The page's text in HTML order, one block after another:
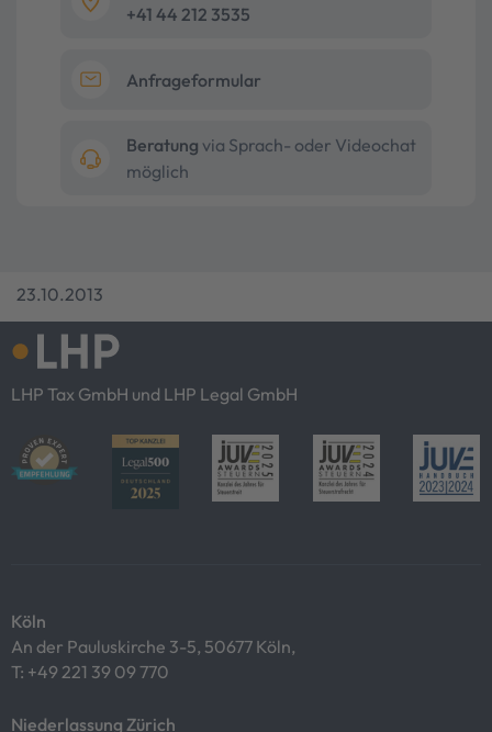
+41 44 212 3535
Anfrageformular
Beratung via Sprach- oder Videochat
möglich
23.10.2013
LHP Tax GmbH und LHP Legal GmbH
Köln
An der Pauluskirche 3-5, 50677 Köln,
T: +49 221 39 09 770
Niederlassung Zürich